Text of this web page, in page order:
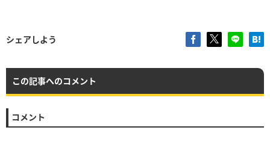
シェアしよう
この記事へのコメント
コメント